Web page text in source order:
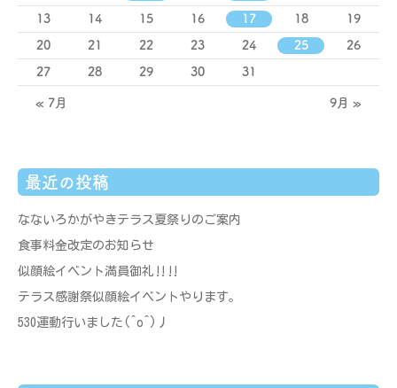
13 14 15 16 17 18 19
20 21 22 23 24 25 26
27 28 29 30 31
« 7月 9月 »
最近の投稿
なないろかがやきテラス夏祭りのご案内
食事料金改定のお知らせ
似顔絵イベント満員御礼‼‼
テラス感謝祭似顔絵イベントやります。
530運動行いました(^o^)丿